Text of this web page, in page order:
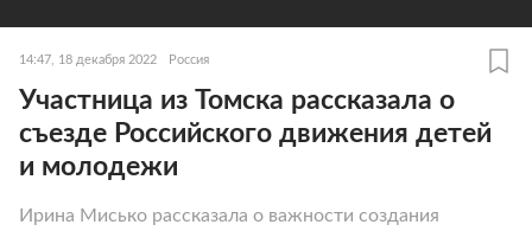
14:47, 18 декабря 2022 Россия
Участница из Томска рассказала о
съезде Российского движения детей
и молодежи
Ирина Мисько рассказала о важности создания